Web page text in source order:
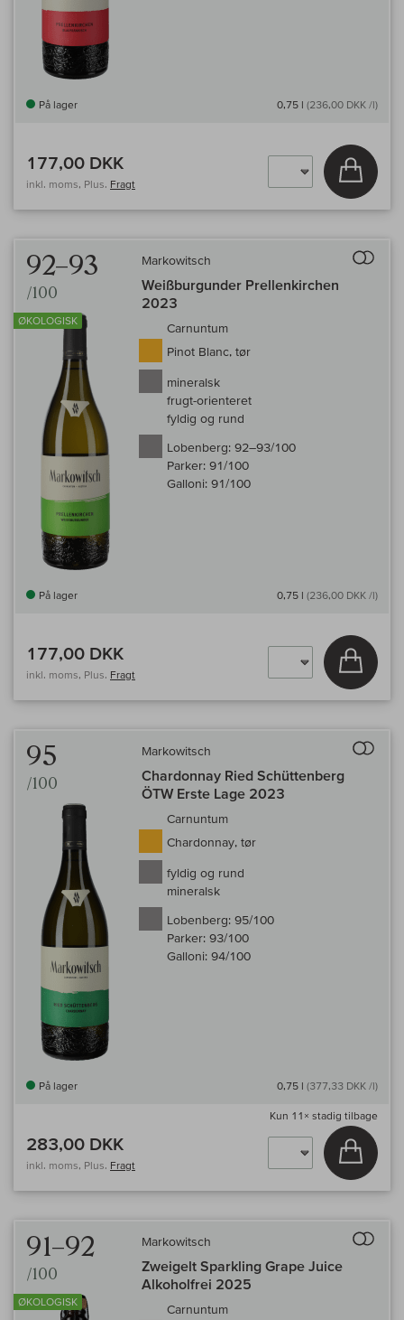
På lager 0,75 l (236,00 DKK /l)
177,00 DKK
inkl. moms, Plus. Fragt
Læg i
92–93
/100
ØKOLOGISK
Markowitsch
Weißburgunder Prellenkirchen
2023
Carnuntum
Pinot Blanc, tør
mineralsk
frugt-orienteret
fyldig og rund
Lobenberg: 92–93/100
Parker: 91/100
Galloni: 91/100
På lager 0,75 l (236,00 DKK /l)
177,00 DKK
inkl. moms, Plus. Fragt
Læg i
95
/100
Markowitsch
Chardonnay Ried Schüttenberg
ÖTW Erste Lage 2023
Carnuntum
Chardonnay, tør
fyldig og rund
mineralsk
Lobenberg: 95/100
Parker: 93/100
Galloni: 94/100
På lager 0,75 l (377,33 DKK /l)
Kun 11× stadig tilbage
283,00 DKK
inkl. moms, Plus. Fragt
Læg i
91–92
/100
ØKOLOGISK
Markowitsch
Zweigelt Sparkling Grape Juice
Alkoholfrei 2025
Carnuntum